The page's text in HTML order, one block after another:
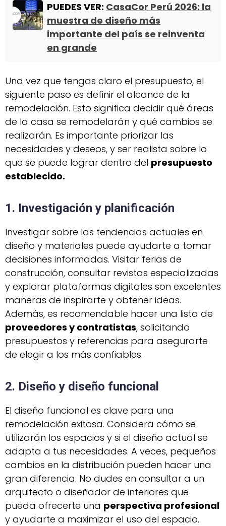
PUEDES VER: CasaCor Perú 2026: la
muestra de diseño más
importante del país se reinventa
en grande
Una vez que tengas claro el presupuesto, el
siguiente paso es definir el alcance de la
remodelación. Esto significa decidir qué áreas
de la casa se remodelarán y qué cambios se
realizarán. Es importante priorizar las
necesidades y deseos, y ser realista sobre lo
que se puede lograr dentro del presupuesto
establecido.
1. Investigación y planificación
Investigar sobre las tendencias actuales en
diseño y materiales puede ayudarte a tomar
decisiones informadas. Visitar ferias de
construcción, consultar revistas especializadas
y explorar plataformas digitales son excelentes
maneras de inspirarte y obtener ideas.
Además, es recomendable hacer una lista de
proveedores y contratistas, solicitando
presupuestos y referencias para asegurarte
de elegir a los más confiables.
2. Diseño y diseño funcional
El diseño funcional es clave para una
remodelación exitosa. Considera cómo se
utilizarán los espacios y si el diseño actual se
adapta a tus necesidades. A veces, pequeños
cambios en la distribución pueden hacer una
gran diferencia. No dudes en consultar a un
arquitecto o diseñador de interiores que
pueda ofrecerte una perspectiva profesional
y ayudarte a maximizar el uso del espacio.